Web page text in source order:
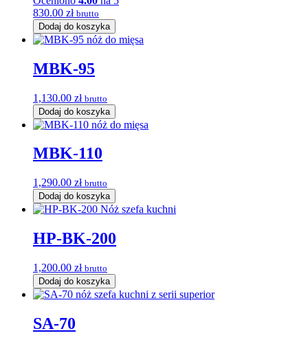
830.00 zł brutto
Dodaj do koszyka
MBK-95
1,130.00 zł brutto
Dodaj do koszyka
MBK-110
1,290.00 zł brutto
Dodaj do koszyka
HP-BK-200
1,200.00 zł brutto
Dodaj do koszyka
SA-70